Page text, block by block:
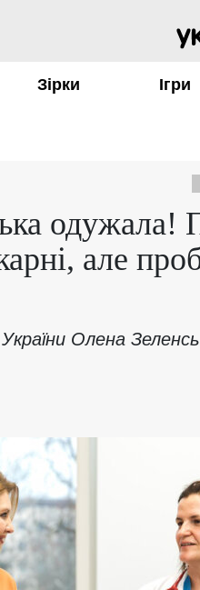
Зірки Ігри
одужала!
але
Олена